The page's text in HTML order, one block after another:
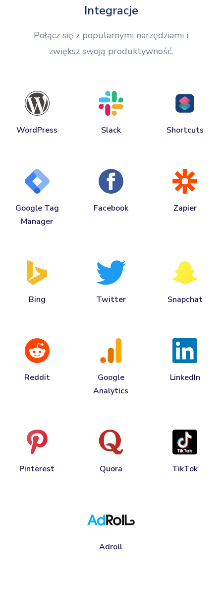
Integracje
Połącz się z popularnymi narzędziami i
zwiększ swoją produktywność.
WordPress Slack Shortcuts
Google Tag
Manager
Facebook Zapier
Bing Twitter Snapchat
Reddit
Google
Analytics
LinkedIn
Pinterest Quora TikTok
Adroll